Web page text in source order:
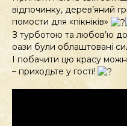
відпочинку, дерев’яний
помости для «пікніків»
З турботою та любов’ю
оази були облаштовані
І побачити цю красу
– приходьте у гості!